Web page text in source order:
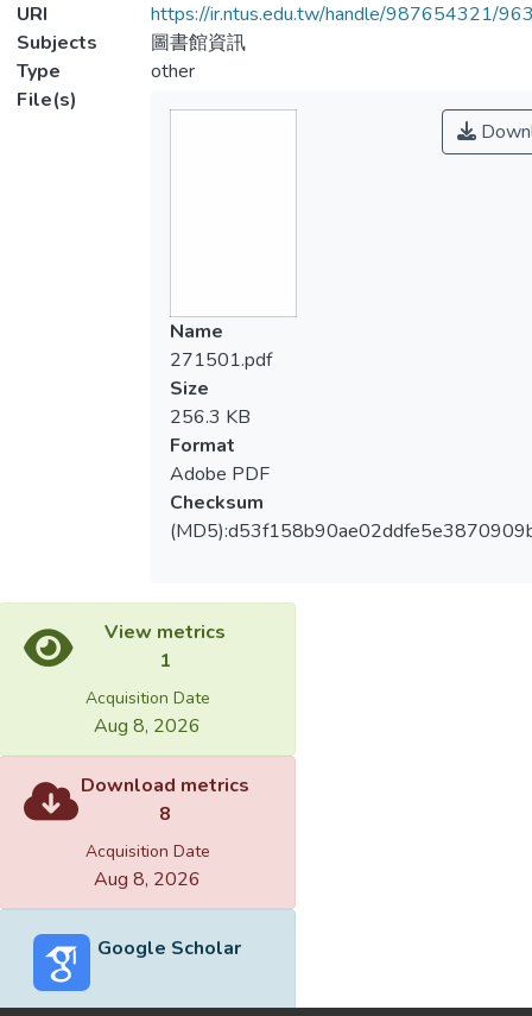
URI
https://ir.ntus.edu.tw/handle/987654321/
Subjects
圖書館資訊
Type
other
File(s)
Name
271501.pdf
Size
256.3 KB
Format
Adobe PDF
Checksum
View metrics
1
Acquisition Date
Aug 8, 2026
Download metrics
8
Acquisition Date
Aug 8, 2026
Google Scholar